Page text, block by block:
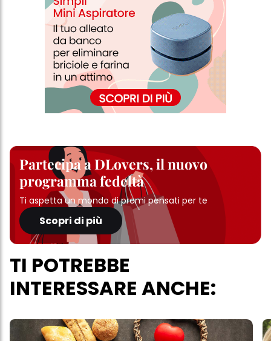
Partecipa a DLovers, il nuovo
programma fedeltà
Ti aspetta un mondo di premi pensati per te
Scopri di più
TI POTREBBE
INTERESSARE ANCHE:
clic su "modifica" di seguito".
Se fai clic su "Modifica" potrai trovare maggiori informazioni sul
trattamento dei tuoi dati / sull'uso dei cookie e consentirli per uno o
più degli scopi sopra menzionati. Cliccando su "Accetta tutto",
acconsenti all'uso dei cookie e al trattamento dei tuoi dati
personali per tutte le finalità sopra indicate. Se fai clic su "Rifiuta",
verranno utilizzati solo i cookie tecnicamente necessari per fornirti